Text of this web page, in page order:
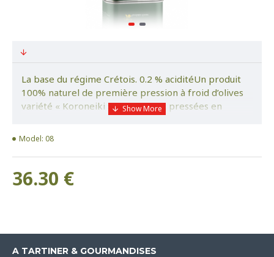
La base du régime Crétois. 0.2 % aciditéUn produit
100% naturel de première pression à froid d’olives
variété « Koroneiki »Récoltées et pressées en
des conditions optimales au domaine.Certifiée
vert medium intenseElégante, douce, ardence
moyenne, équilibréeNotes d’herbe verteUn piquant
délicat en fin de bouchePériode de récolte : du 20
36.30 €
Model: 08
A TARTINER & GOURMANDISES